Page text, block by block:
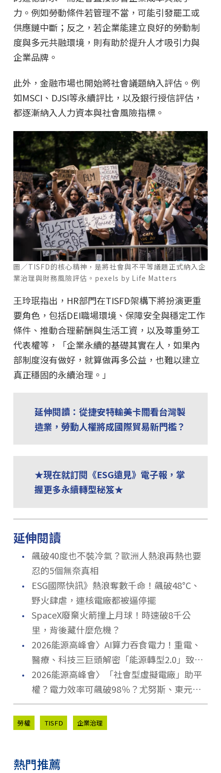
力。例如勞動條件若管理不當，可能引發罷工或
供應鏈中斷；反之，若企業能建立良好的勞動制
度與多元共融環境，則有助於提升人才吸引力與
企業品牌。
此外，金融市場也開始將社會議題納入評估。例
如MSCI、DJSI等永續評比，以及銀行授信評估，
都逐漸納入人力資本與社會風險指標。
圖／TISFD的核心精神，是將社會與不平等議題正式納入企
業治理與財務風險評估。pexels by Life Matters
王玲珉指出，HR部門在TISFD架構下將扮演更重
要角色，包括DEI職場環境、保障安全與穩定工作
條件、推動合理薪酬與生活工資，以及尊重勞工
代表權等，「企業永續的基礎其實在人，如果內
部制度沒有做好，就算做再多公益，也難以建立
真正穩固的永續治理。」
延伸閱讀：從捷安特輸美卡關看台灣製
造業，勞動人權將成國際貿易新門檻？
★現在就訂閱《ESG遠見》電子報，掌
握更多永續轉型秘笈★
延伸閱讀
．
飆破40度也不裝冷氣？歐洲人熱浪再熱也要
忍的5個無奈真相
．
ESG國際快訊》熱浪奪數千命！飆破48°C、
野火肆虐，連核電廠都被逼停擺
． SpaceX廢棄火箭撞上月球！時速破8千公
里，背後藏什麼危機？
．
2026能源高峰會〉AI算力吞食電力！重電、
醫療、科技三巨頭解密「能源轉型2.0」致勝
關鍵
．
2026能源高峰會〉「社會型虛擬電廠」助平
權？電力效率可飆破98％？尤努斯、東元端
能源升級解方
勞權 TISFD 企業治理
熱門推薦